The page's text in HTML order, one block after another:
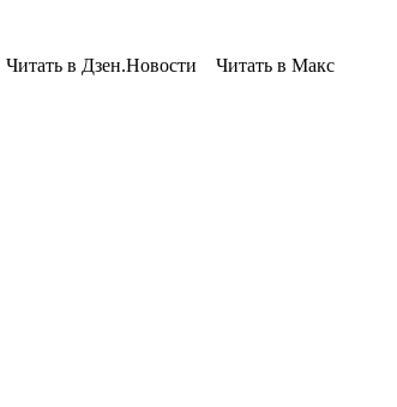
в Дзен.Новости Читать в Макс